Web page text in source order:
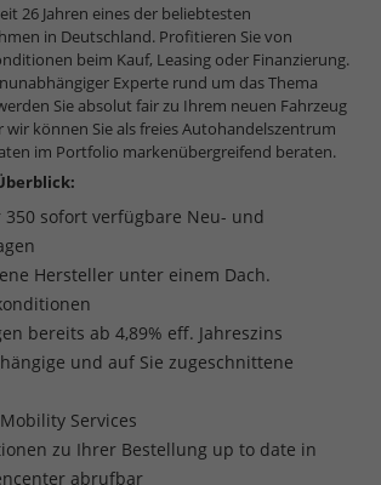
26 Jahren eines der beliebtesten
in Deutschland. Profitieren Sie von
beim Kauf, Leasing oder Finanzierung.
Experte rund um das Thema
Sie absolut fair zu Ihrem neuen Fahrzeug
können Sie als freies Autohandelszentrum
im Portfolio markenübergreifend beraten.
350 sofort verfügbare Neu- und
Hersteller unter einem Dach.
bereits ab 4,89% eff. Jahreszins
und auf Sie zugeschnittene
Services
zu Ihrer Bestellung up to date in
abrufbar